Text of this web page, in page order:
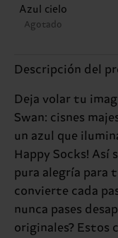
Azul cielo
Agotado
Descripción del
Deja volar tu
Swan: cisnes
un azul que
Happy Socks! Así
pura alegría para
convierte cada
nunca pases
originales? Estos